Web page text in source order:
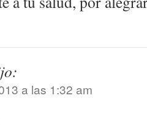
a las 1:32 am